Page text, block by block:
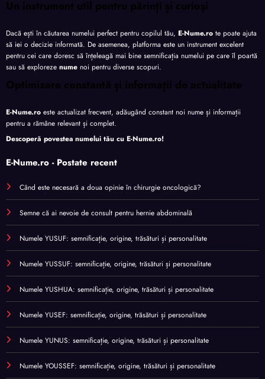
Un instrument util pentru părinți și curioși
Dacă ești în căutarea numelui perfect pentru copilul tău, E-Nume.ro te poate ajuta
să iei o decizie informată. De asemenea, platforma este un instrument excelent
pentru cei care doresc să înțeleagă mai bine semnificația numelui pe care îl poartă
sau să exploreze nume noi pentru diverse scopuri.
Optimizare constantă și informații de actualitate
E-Nume.ro este actualizat frecvent, adăugând constant noi nume și informații
pentru a rămâne relevant și complet.
Descoperă povestea numelui tău cu E-Nume.ro!
E-Nume.ro - Postate recent
Când este necesară a doua opinie în chirurgie oncologică?
Semne că ai nevoie de consult pentru hernie abdominală
Numele YUSUF: semnificație, origine, trăsături și personalitate
Numele YUSSUF: semnificație, origine, trăsături și personalitate
Numele YUSHUA: semnificație, origine, trăsături și personalitate
Numele YUSEF: semnificație, origine, trăsături și personalitate
Numele YUNUS: semnificație, origine, trăsături și personalitate
Numele YOUSSEF: semnificație, origine, trăsături și personalitate